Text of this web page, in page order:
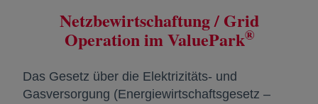
Netzbewirtschaftung / Grid
Operation im ValuePark®
Das Gesetz über die Elektrizitäts- und
Gasversorgung (Energiewirtschaftsgesetz –